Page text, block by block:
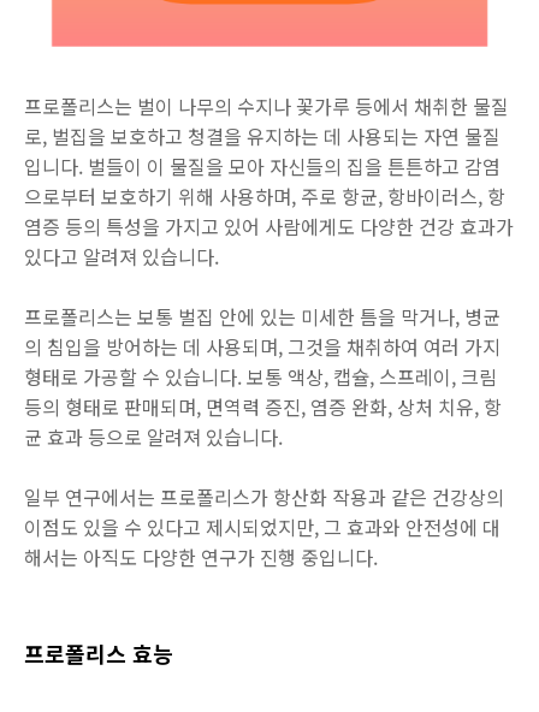
프로폴리스는 벌이 나무의 수지나 꽃가루 등에서 채취한 물질
로, 벌집을 보호하고 청결을 유지하는 데 사용되는 자연 물질
입니다. 벌들이 이 물질을 모아 자신들의 집을 튼튼하고 감염
으로부터 보호하기 위해 사용하며, 주로 항균, 항바이러스, 항
염증 등의 특성을 가지고 있어 사람에게도 다양한 건강 효과가
있다고 알려져 있습니다.
프로폴리스는 보통 벌집 안에 있는 미세한 틈을 막거나, 병균
의 침입을 방어하는 데 사용되며, 그것을 채취하여 여러 가지
형태로 가공할 수 있습니다. 보통 액상, 캡슐, 스프레이, 크림
등의 형태로 판매되며, 면역력 증진, 염증 완화, 상처 치유, 항
균 효과 등으로 알려져 있습니다.
일부 연구에서는 프로폴리스가 항산화 작용과 같은 건강상의
이점도 있을 수 있다고 제시되었지만, 그 효과와 안전성에 대
해서는 아직도 다양한 연구가 진행 중입니다.
프로폴리스 효능